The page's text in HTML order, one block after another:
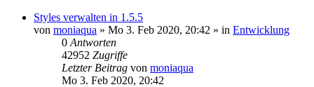
Styles verwalten in 1.5.5
von moniaqua » Mo 3. Feb 2020, 20:42 » in Entwicklung
0 Antworten
42952 Zugriffe
Letzter Beitrag von moniaqua
Mo 3. Feb 2020, 20:42